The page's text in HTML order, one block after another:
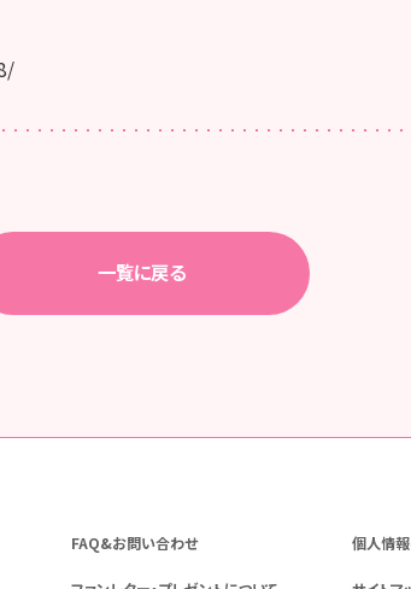
一覧に戻る
FAQ&お問い合わせ 個人情